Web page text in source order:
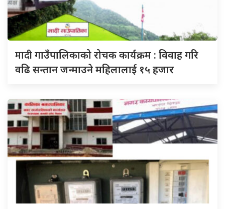
मादीगाउँपालिकाको रोचक कार्यक्रम : विवाह गरि
वढि सन्तान जन्माउने महिलालाई १५ हजार